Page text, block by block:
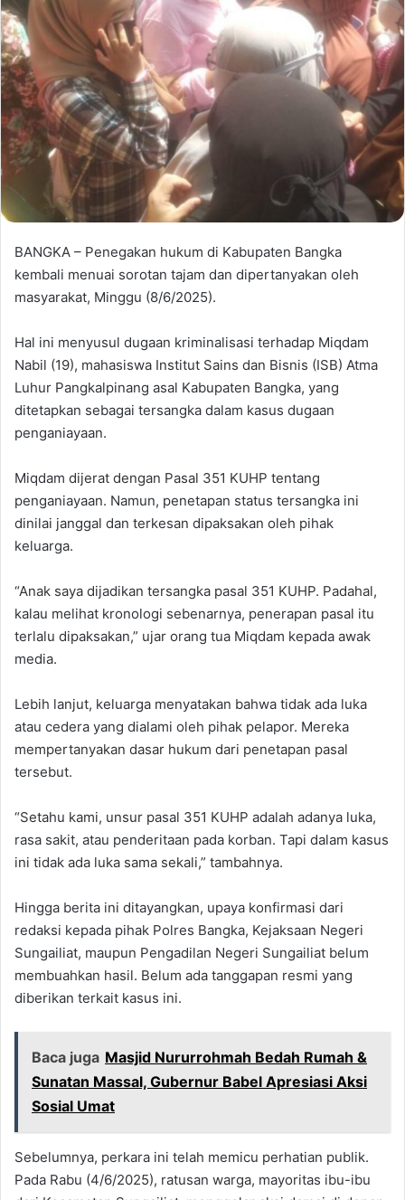
BANGKA – Penegakan hukum di Kabupaten Bangka
kembali menuai sorotan tajam dan dipertanyakan oleh
masyarakat, Minggu (8/6/2025).
Hal ini menyusul dugaan kriminalisasi terhadap Miqdam
Nabil (19), mahasiswa Institut Sains dan Bisnis (ISB) Atma
Luhur Pangkalpinang asal Kabupaten Bangka, yang
ditetapkan sebagai tersangka dalam kasus dugaan
penganiayaan.
Miqdam dijerat dengan Pasal 351 KUHP tentang
penganiayaan. Namun, penetapan status tersangka ini
dinilai janggal dan terkesan dipaksakan oleh pihak
keluarga.
“Anak saya dijadikan tersangka pasal 351 KUHP. Padahal,
kalau melihat kronologi sebenarnya, penerapan pasal itu
terlalu dipaksakan,” ujar orang tua Miqdam kepada awak
media.
Lebih lanjut, keluarga menyatakan bahwa tidak ada luka
atau cedera yang dialami oleh pihak pelapor. Mereka
mempertanyakan dasar hukum dari penetapan pasal
tersebut.
“Setahu kami, unsur pasal 351 KUHP adalah adanya luka,
rasa sakit, atau penderitaan pada korban. Tapi dalam kasus
ini tidak ada luka sama sekali,” tambahnya.
Hingga berita ini ditayangkan, upaya konfirmasi dari
redaksi kepada pihak Polres Bangka, Kejaksaan Negeri
Sungailiat, maupun Pengadilan Negeri Sungailiat belum
membuahkan hasil. Belum ada tanggapan resmi yang
diberikan terkait kasus ini.
Baca juga Masjid Nururrohmah Bedah Rumah &
Sunatan Massal, Gubernur Babel Apresiasi Aksi
Sosial Umat
Sebelumnya, perkara ini telah memicu perhatian publik.
Pada Rabu (4/6/2025), ratusan warga, mayoritas ibu-ibu